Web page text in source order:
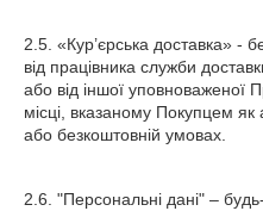
2.5. «Кур’єрська доставка» -
від працівника служби
або від іншої
місці, вказаному Покупцем як
або безкоштовній умовах.
2.6. "Персональні дані" –